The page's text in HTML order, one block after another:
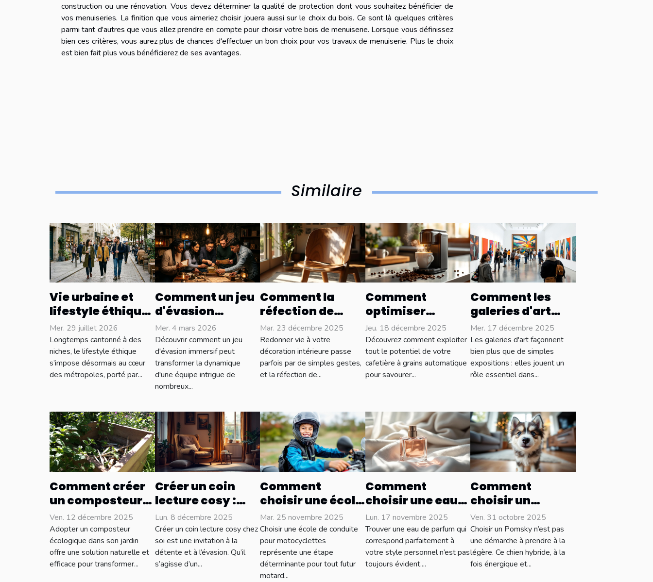
construction ou une rénovation. Vous devez déterminer la qualité de protection dont vous souhaitez bénéficier de
vos menuiseries. La finition que vous aimeriez choisir jouera aussi sur le choix du bois. Ce sont là quelques critères
parmi tant d'autres que vous allez prendre en compte pour choisir votre bois de menuiserie. Lorsque vous définissez
bien ces critères, vous aurez plus de chances d'effectuer un bon choix pour vos travaux de menuiserie. Plus le choix
est bien fait plus vous bénéficierez de ses avantages.
Similaire
Vie urbaine et
lifestyle éthique :
concilier style et
conscience
sociale
Mer. 29 juillet 2026
Longtemps cantonné à des
niches, le lifestyle éthique
s’impose désormais au cœur
des métropoles, porté par...
Comment un jeu
d'évasion
immersif
renforce-t-il les
liens d'équipe ?
Mer. 4 mars 2026
Découvrir comment un jeu
d'évasion immersif peut
transformer la dynamique
d'une équipe intrigue de
nombreux...
Comment la
réfection de
meubles peut
transformer
votre intérieur ?
Mar. 23 décembre 2025
Redonner vie à votre
décoration intérieure passe
parfois par de simples gestes,
et la réfection de...
Comment
optimiser
l'utilisation de
votre cafetière à
grains
automatique ?
Jeu. 18 décembre 2025
Découvrez comment exploiter
tout le potentiel de votre
cafetière à grains automatique
pour savourer...
Comment les
galeries d'art
influencent-
elles les
tendances
culturelles ?
Mer. 17 décembre 2025
Les galeries d'art façonnent
bien plus que de simples
expositions : elles jouent un
rôle essentiel dans...
Comment créer
un composteur
écologique pour
votre jardin ?
Ven. 12 décembre 2025
Adopter un composteur
écologique dans son jardin
offre une solution naturelle et
efficace pour transformer...
Créer un coin
lecture cosy :
idées et
inspirations
Lun. 8 décembre 2025
Créer un coin lecture cosy chez
soi est une invitation à la
détente et à l’évasion. Qu’il
s’agisse d’un...
Comment
choisir une école
de conduite pour
motocyclettes :
conseils clés
Mar. 25 novembre 2025
Choisir une école de conduite
pour motocyclettes
représente une étape
déterminante pour tout futur
motard...
Comment
choisir une eau
de parfum qui
complète votre
style ?
Lun. 17 novembre 2025
Trouver une eau de parfum qui
correspond parfaitement à
votre style personnel n’est pas
toujours évident....
Comment
choisir un
Pomsky adapté à
votre style de vie
?
Ven. 31 octobre 2025
Choisir un Pomsky n’est pas
une démarche à prendre à la
légère. Ce chien hybride, à la
fois énergique et...